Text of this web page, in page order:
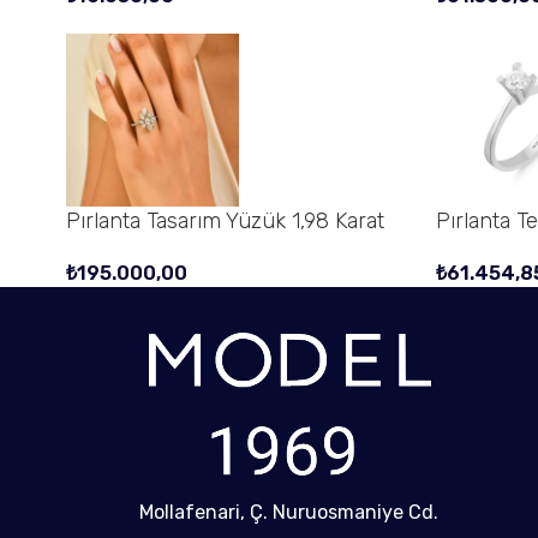
Pırlanta Tasarım Yüzük 1,98 Karat
₺195.000,00
Pırlanta
₺
Mollafenari, Ç. Nuruosmaniye Cd.